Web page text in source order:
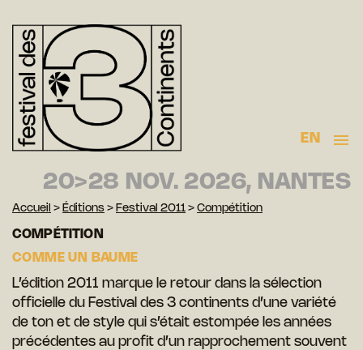
EN
20>28 NOV. 2026, NANTES
Accueil > Éditions > Festival 2011 > Compétition
COMPÉTITION
COMME UN BAUME
L’édition 2011 marque le retour dans la sélection
officielle du Festival des 3 continents d’une variété
de ton et de style qui s’était estompée les années
précédentes au profit d’un rapprochement souvent